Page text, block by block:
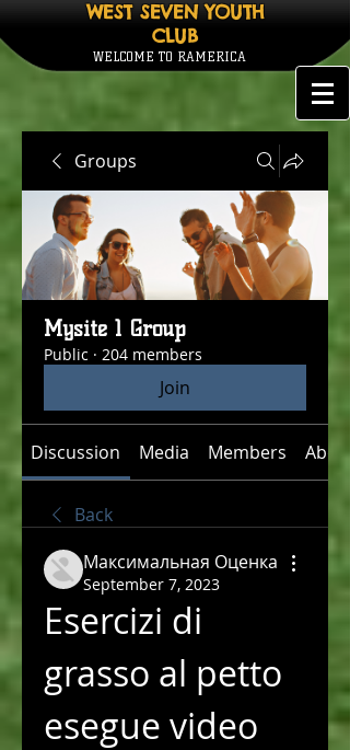
WEST SEVEN YOUTH
CLUB
WELCOME TO RAMERICA
Groups
Mysite 1 Group
Public · 204 members
Join
Discussion Media Members About
Back
Максимальная Оценка
September 7, 2023
Esercizi di
grasso al petto
esegue video